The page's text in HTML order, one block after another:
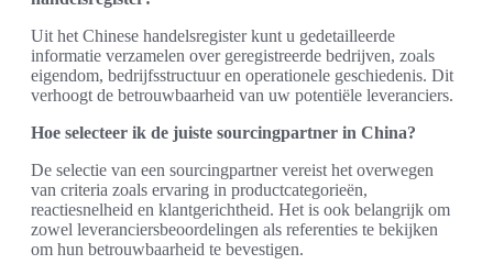
Uit het Chinese handelsregister kunt u gedetailleerde
informatie verzamelen over geregistreerde bedrijven, zoals
eigendom, bedrijfsstructuur en operationele geschiedenis. Dit
verhoogt de betrouwbaarheid van uw potentiële leveranciers.
Hoe selecteer ik de juiste sourcingpartner in China?
De selectie van een sourcingpartner vereist het overwegen
van criteria zoals ervaring in productcategorieën,
reactiesnelheid en klantgerichtheid. Het is ook belangrijk om
zowel leveranciersbeoordelingen als referenties te bekijken
om hun betrouwbaarheid te bevestigen.